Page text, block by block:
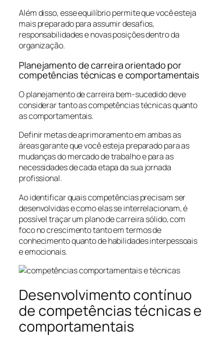
Além disso, esse equilíbrio permite que você esteja
mais preparado para assumir desafios,
responsabilidades e novas posições dentro da
organização.
Planejamento de carreira orientado por
competências técnicas e comportamentais
O planejamento de carreira bem-sucedido deve
considerar tanto as competências técnicas quanto
as comportamentais.
Definir metas de aprimoramento em ambas as
áreas garante que você esteja preparado para as
mudanças do mercado de trabalho e para as
necessidades de cada etapa da sua jornada
profissional.
Ao identificar quais competências precisam ser
desenvolvidas e como elas se interrelacionam, é
possível traçar um plano de carreira sólido, com
foco no crescimento tanto em termos de
conhecimento quanto de habilidades interpessoais
e emocionais.
Desenvolvimento contínuo
de competências técnicas e
comportamentais